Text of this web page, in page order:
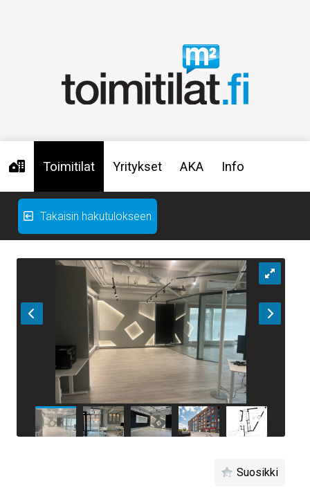
Toimitilat Yritykset AKA Info
Takaisin hakutulokseen
Suosikki